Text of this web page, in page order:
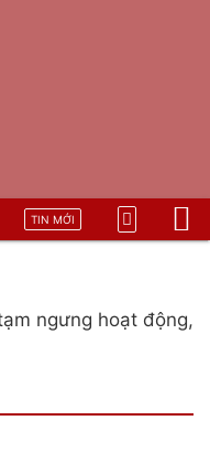
TIN MỚI
ngưng hoạt động,